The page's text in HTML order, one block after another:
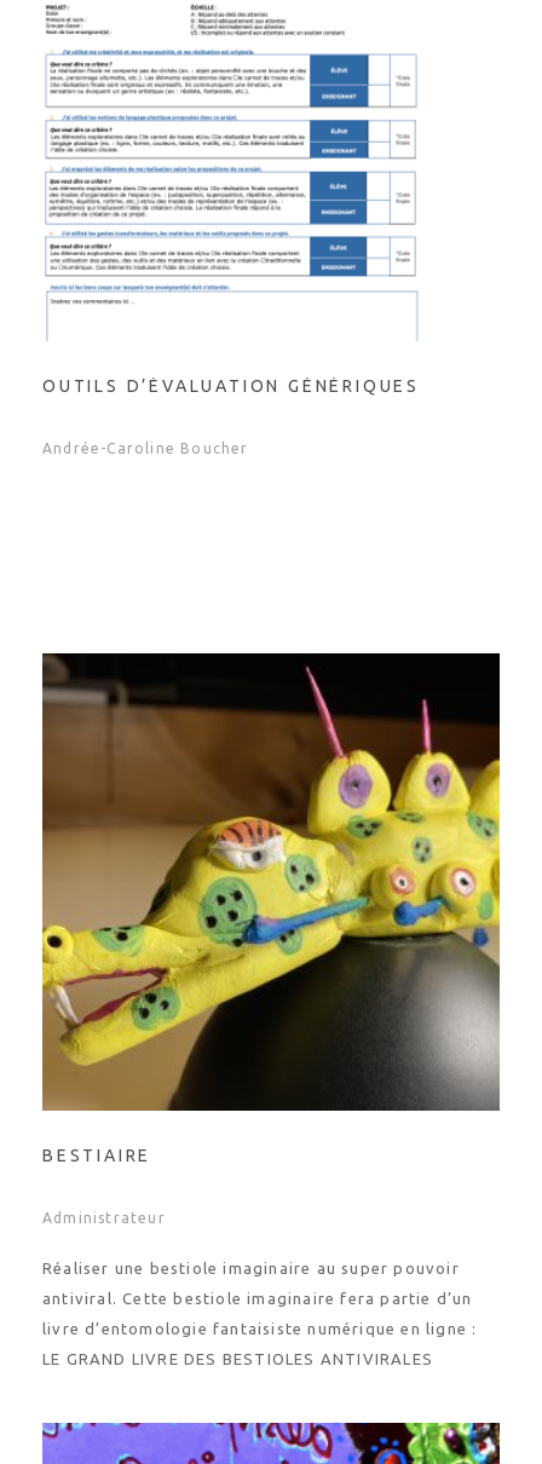
OUTILS D’ÉVALUATION GÉNÉRIQUES
Andrée-Caroline Boucher
BESTIAIRE
Administrateur
Réaliser une bestiole imaginaire au super pouvoir
antiviral. Cette bestiole imaginaire fera partie d’un
livre d’entomologie fantaisiste numérique en ligne :
LE GRAND LIVRE DES BESTIOLES ANTIVIRALES